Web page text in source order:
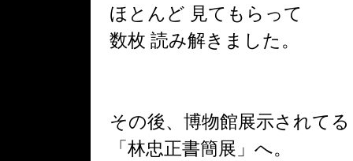
ほとんど 見てもらって
数枚 読み解きました。
その後、博物館展示されてる
「林忠正書簡展」へ。